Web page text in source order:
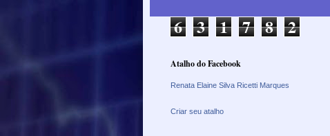
6 3 1 7 8 2
Atalho do Facebook
Renata Elaine Silva Ricetti Marques
Criar seu atalho